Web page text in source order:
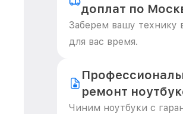
доплат по
Заберем вашу технику
для вас время.
ремонт
Чиним ноутбуки с